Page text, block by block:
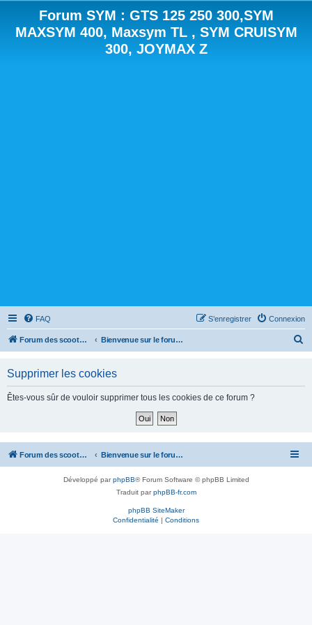
Forum SYM : GTS 125 250 300,SYM
MAXSYM 400, Maxsym TL , SYM CRUISYM
300, JOYMAX Z
FAQ Connexion
S’enregistrer
Forum des scooters SYM - GTS -MAXSYM - CRUISYM - JOYMAX - Maxsym TL Bienvenue sur le forum des scooters de la gamme SYM
h
Supprimer les cookies
Êtes-vous sûr de vouloir supprimer tous les cookies de ce forum ?
Forum des scooters SYM - GTS -MAXSYM - CRUISYM - JOYMAX - Maxsym TL Bienvenue sur le forum des scooters de la gamme SYM
Développé parphpBB® Forum Software © phpBB Limited
Traduit parphpBB-fr.com
phpBB SiteMaker
Confidentialité | Conditions